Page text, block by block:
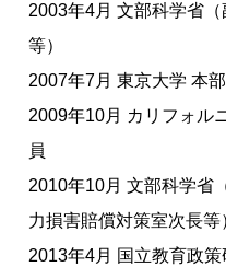
2003年4月 文部科学省
等）
2007年7月 東京大学 本
2009年10月 カリフォル
員
2010年10月 文部科学省
力損害賠償対策室次長等
2013年4月 国立教育政